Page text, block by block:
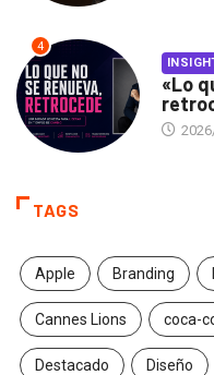
4
«Lo
TAGS
Apple Branding
Cannes Lions coca-
Destacado Diseño